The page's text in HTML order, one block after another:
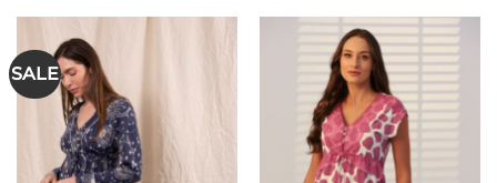
As
opções
podem
ser
tem
várias
variantes.
As
opções
podem
ser
SALE